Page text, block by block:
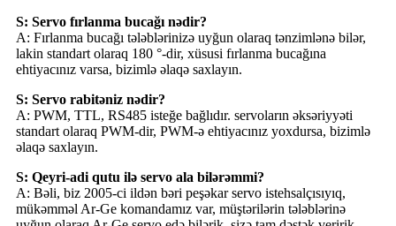
S: Servo fırlanma bucağı nədir?
A: Fırlanma bucağı tələblərinizə uyğun olaraq tənzimlənə bilər,
lakin standart olaraq 180 °-dir, xüsusi fırlanma bucağına
ehtiyacınız varsa, bizimlə əlaqə saxlayın.
S: Servo rabitəniz nədir?
A: PWM, TTL, RS485 isteğe bağlıdır. servoların əksəriyyəti
standart olaraq PWM-dir, PWM-ə ehtiyacınız yoxdursa, bizimlə
əlaqə saxlayın.
S: Qeyri-adi qutu ilə servo ala bilərəmmi?
A: Bəli, biz 2005-ci ildən bəri peşəkar servo istehsalçısıyıq,
mükəmməl Ar-Ge komandamız var, müştərilərin tələblərinə